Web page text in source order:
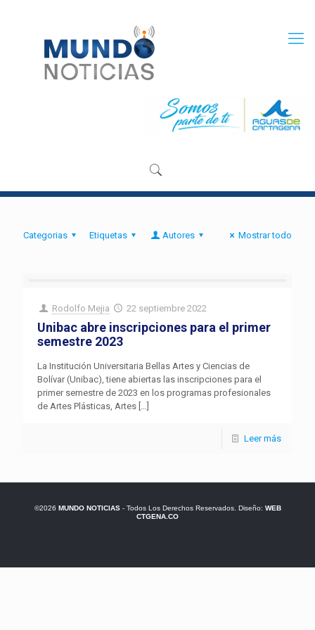
Categorias Etiquetas Autores Mostrar todo
Rodolfo Mejia 22 septiembre 2022
Unibac abre inscripciones para el primer
semestre 2023
La Institución Universitaria Bellas Artes y Ciencias de
Bolívar (Unibac), tiene abiertas las inscripciones para el
primer semestre de 2023 en los programas profesionales
de Artes Plásticas, Artes […]
Leer más
©2026 MUNDO NOTICIAS- Todos Los Derechos Reservados. Diseño: WEB
CTGENA.CO